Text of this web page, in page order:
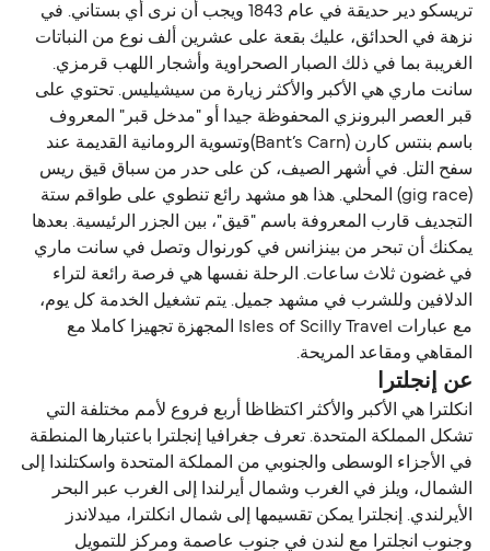
تريسكو دير حديقة في عام 1843 ويجب أن نرى أي بستاني. في
نزهة في الحدائق، عليك بقعة على عشرين ألف نوع من النباتات
الغريبة بما في ذلك الصبار الصحراوية وأشجار اللهب قرمزي.
سانت ماري هي الأكبر والأكثر زيارة من سيشيليس. تحتوي على
قبر العصر البرونزي المحفوظة جيدا أو "مدخل قبر" المعروف
باسم بنتس كارن (Bant’s Carn)وتسوية الرومانية القديمة عند
سفح التل. في أشهر الصيف، كن على حدر من سباق قيق ريس
(gig race) المحلي. هذا هو مشهد رائع تنطوي على طواقم ستة
التجديف قارب المعروفة باسم "قيق"، بين الجزر الرئيسية. بعدها
يمكنك أن تبحر من بينزانس في كورنوال وتصل في سانت ماري
في غضون ثلاث ساعات. الرحلة نفسها هي فرصة رائعة لتراء
الدلافين وللشرب في مشهد جميل. يتم تشغيل الخدمة كل يوم،
مع عبارات Isles of Scilly Travel المجهزة تجهيزا كاملا مع
المقاهي ومقاعد المريحة.
عن إنجلترا
انكلترا هي الأكبر والأكثر اكتظاظا أربع فروع لأمم مختلفة التي
تشكل المملكة المتحدة. تعرف جغرافيا إنجلترا باعتبارها المنطقة
في الأجزاء الوسطى والجنوبي من المملكة المتحدة واسكتلندا إلى
الشمال، ويلز في الغرب وشمال أيرلندا إلى الغرب عبر البحر
الأيرلندي. إنجلترا يمكن تقسيمها إلى شمال انكلترا، ميدلاندز
وجنوب انجلترا مع لندن في جنوب عاصمة ومركز للتمويل